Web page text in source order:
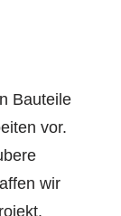
Bauteile
vor.
wir